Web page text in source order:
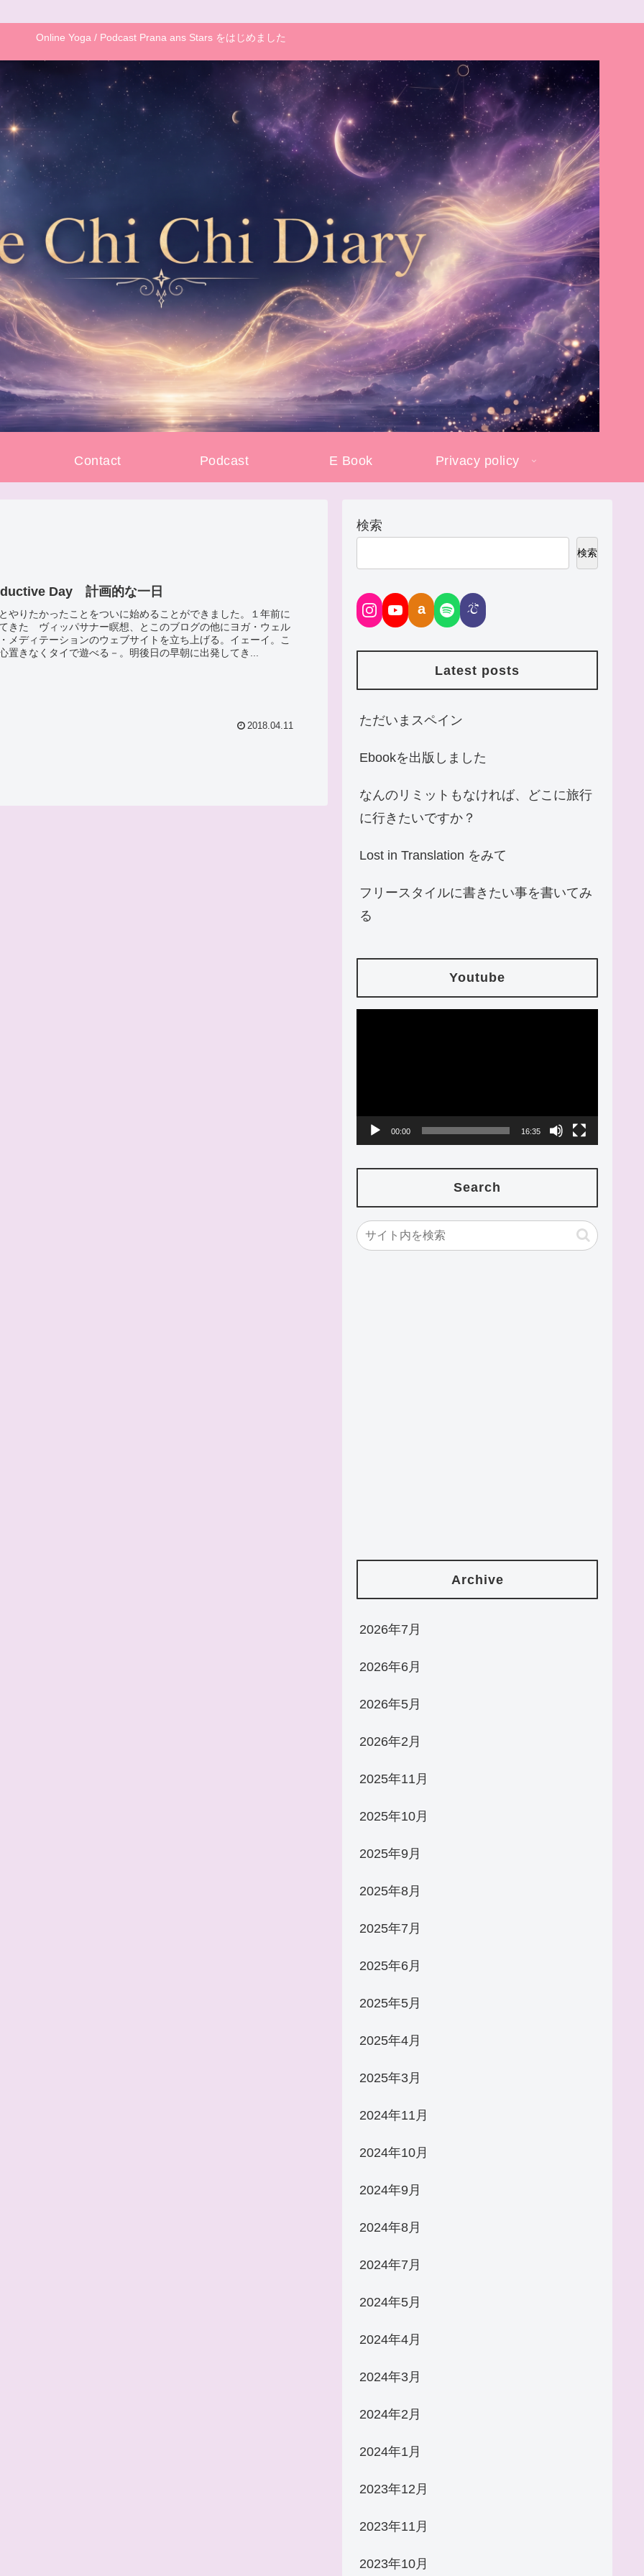
Online Yoga / Podcast Prana ans Stars をはじめました
Contact Podcast E Book Privacy policy
Day 計画的な一日
やりたかったことをついに始めることができました。１年前に
きた ヴィッパサナー瞑想、とこのブログの他にヨガ・ウェル
メディテーションのウェブサイトを立ち上げる。イェーイ。こ
置きなくタイで遊べる－。明後日の早朝に出発してき...
2018.04.11
検索
検索
a
Latest posts
ただいまスペイン
Ebookを出版しました
なんのリミットもなければ、どこに旅行
に行きたいですか？
Lost in Translation をみて
フリースタイルに書きたい事を書いてみ
る
Youtube
00:00 16:35
Search
Archive
2026年7月
2026年6月
2026年5月
2026年2月
2025年11月
2025年10月
2025年9月
2025年8月
2025年7月
2025年6月
2025年5月
2025年4月
2025年3月
2024年11月
2024年10月
2024年9月
2024年8月
2024年7月
2024年5月
2024年4月
2024年3月
2024年2月
2024年1月
2023年12月
2023年11月
2023年10月